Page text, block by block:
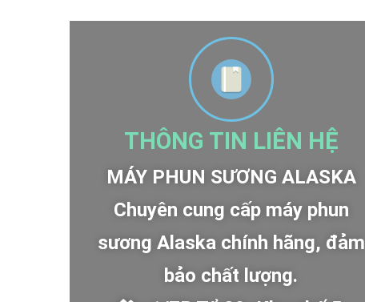
THÔNG TIN LIÊN HỆ
MÁY PHUN SƯƠNG ALASKA
Chuyên cung cấp máy phun
sương Alaska chính hãng, đảm
bảo chất lượng.